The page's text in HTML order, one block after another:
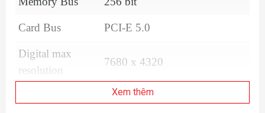
Card Bus PCI-E 5.0
Digital max
resolution
7680 x 4320
Xem thêm